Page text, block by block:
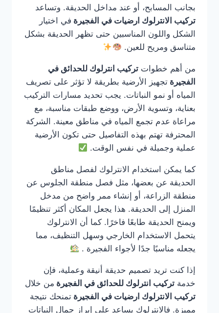
بجانب المسابح، أو عند مداخل الحديقة. وتساعد
تركيب الانترلوك ارضيات في الفجيرة في اختيار
الشكل واللون المناسبين حتى تظهر الحديقة بشكل
متناسق ومريح للعين.
من أهم خطوات تركيب انترلوك للحدائق في
الفجيرة تجهيز الأرضية بطريقة لا تؤثر على تصريف
المياه أو نمو النباتات. يجب تحديد مسارات التركيب
بعناية، وتسوية الأرض، ووضع طبقات مناسبة، مع
مراعاة عدم تجمع المياه في مناطق معينة. الشركة
المحترفة تهتم بهذه التفاصيل حتى تكون الأرضية
عملية وجميلة في نفس الوقت.
كما يمكن استخدام الانترلوك لفصل مناطق
الحديقة عن بعضها، مثل فصل منطقة الجلوس عن
منطقة الزراعة، أو إنشاء ممر واضح من مدخل
المنزل إلى الحديقة. هذا يجعل المكان أكثر تنظيمًا
ويمنح الحديقة طابعًا فاخرًا. كما أن الانترلوك
يتحمل الاستخدام الخارجي وسهل التنظيف، مما
يجعله مناسبًا جدًا لأجواء الفجيرة .
إذا كنت تريد تصميم حديقة أنيقة وعملية، فإن
خدمة تركيب انترلوك للحدائق في الفجيرة من خلال
تركيب الانترلوك ارضيات في الفجيرة تمنحك نتيجة
مميزة. فالانترلوك يساعد على إبراز جمال النباتات